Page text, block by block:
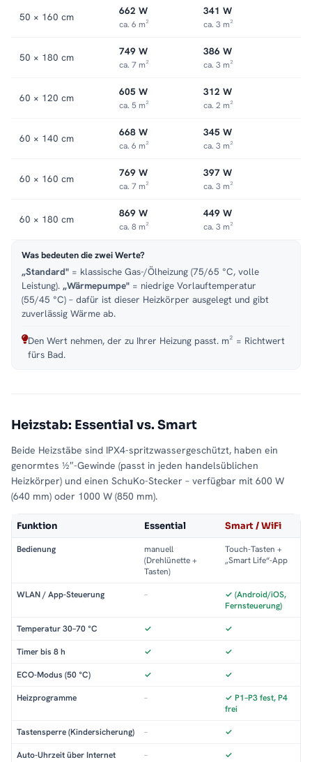
50 × 160 cm 662 W
ca. 6 m²
341 W
ca. 3 m²
50 × 180 cm 749 W
ca. 7 m²
386 W
ca. 3 m²
60 × 120 cm 605 W
ca. 5 m²
312 W
ca. 2 m²
60 × 140 cm 668 W
ca. 6 m²
345 W
ca. 3 m²
60 × 160 cm 769 W
ca. 7 m²
397 W
ca. 3 m²
60 × 180 cm 869 W
ca. 8 m²
449 W
ca. 3 m²
Was bedeuten die zwei Werte?
„Standard" = klassische Gas-/Ölheizung (75/65 °C, volle
Leistung). „Wärmepumpe" = niedrige Vorlauftemperatur
(55/45 °C) – dafür ist dieser Heizkörper ausgelegt und gibt
zuverlässig Wärme ab.
Den Wert nehmen, der zu Ihrer Heizung passt. m² = Richtwert
fürs Bad.
Heizstab: Essential vs. Smart
Beide Heizstäbe sind IPX4-spritzwassergeschützt, haben ein
genormtes ½″-Gewinde (passt in jeden handelsüblichen
Heizkörper) und einen SchuKo-Stecker – verfügbar mit 600 W
(640 mm) oder 1000 W (850 mm).
Funktion Essential Smart / WiFi
Bedienung
manuell
(Drehlünette +
Tasten)
Touch-Tasten +
„Smart Life“-App
WLAN / App-Steuerung –
✓ (Android/iOS,
Fernsteuerung)
Temperatur 30–70 °C ✓ ✓
Timer bis 8 h ✓ ✓
ECO-Modus (50 °C) ✓ ✓
Heizprogramme –
✓ P1–P3 fest, P4
frei
Tastensperre (Kindersicherung) – ✓
Auto-Uhrzeit über Internet – ✓